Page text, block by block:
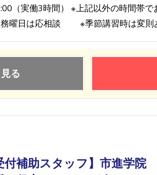
（実働3時間） ※上記以外の時間帯
務曜日は応相談 ※季節講習時は変則
る
付補助スタッフ】市進学